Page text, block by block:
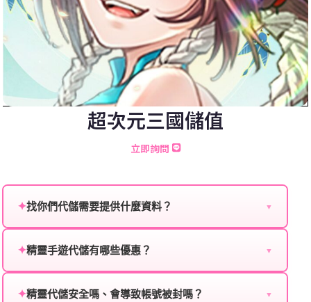
超次元三國儲值
立即詢問
✦找你們代儲需要提供什麼資料？ ▼
服：
✦精靈手遊代儲有哪些優惠？ ▼
贈送、大額儲值優惠及節日限定活動，儲值最低6折
✦精靈代儲安全嗎、會導致帳號被封嗎？ ▼